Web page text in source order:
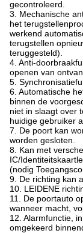
gecontroleerd.
3. Mechanische
het
werkend
terugstellen
teruggesteld).
4. Anti-
openen van
5.
6. Automatische
binnen de
niet in slaagt over
huidige gebruiker
7. De poort kan
worden gesloten.
8. Kan met
IC/
(nodig
9. De richting kan
10. LEIDENE
11. De poortauto
wanneer macht,
12. Alarmfunctie,
omgekeerd